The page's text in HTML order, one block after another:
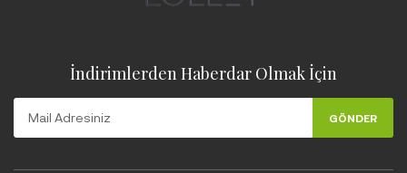
İndirimlerden Haberdar Olmak İçin
GÖNDER